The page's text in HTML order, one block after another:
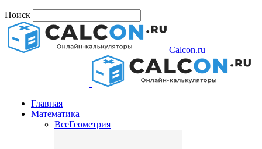
Поиск
Calcon.ru
Главная
Математика
ВсеГеометрия